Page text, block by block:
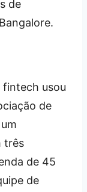
de
fintech usou
de
três
de 45
de